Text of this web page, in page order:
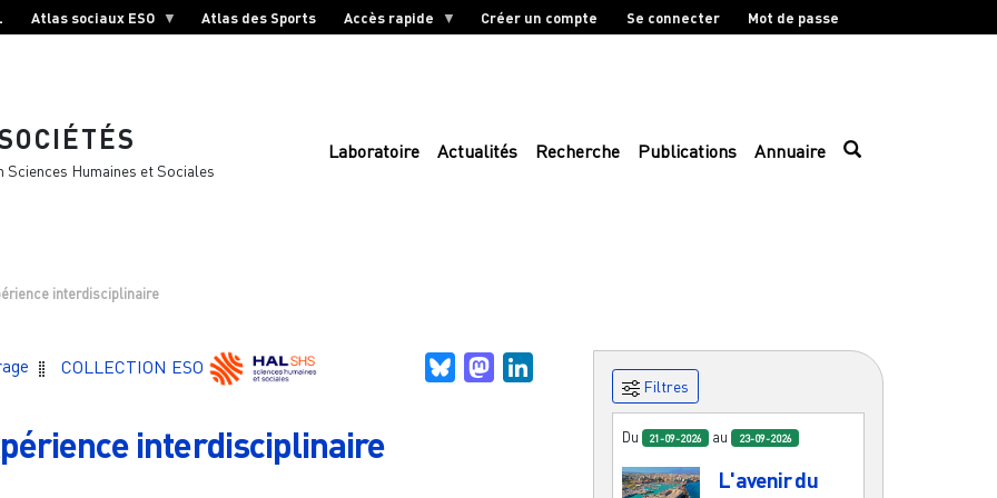
Atlas sociaux ESO Atlas des Sports Accès rapide Créer un compte Se connecter Mot de passe
Humaines et Sociales
Laboratoire Actualités Recherche Publications Annuaire
interdisciplinaire
COLLECTION ESO BlueskyMastodon
interdisciplinaire
Filtres
Du 21-09-2026 au 23-09-2026
L'avenir du